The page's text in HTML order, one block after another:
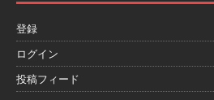
登録
ログイン
投稿フィード